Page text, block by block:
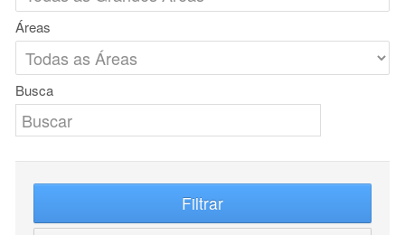
Áreas
Busca
Filtrar